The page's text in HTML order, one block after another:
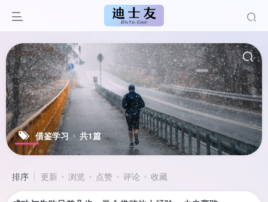
借鉴学习 共1篇
排序 更新 浏览 点赞 评论 收藏